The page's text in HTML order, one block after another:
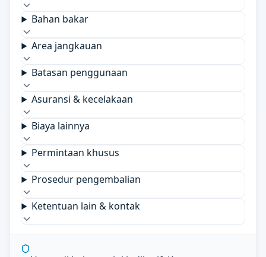
Bahan bakar
Area jangkauan
Batasan penggunaan
Asuransi & kecelakaan
Biaya lainnya
Permintaan khusus
Prosedur pengembalian
Ketentuan lain & kontak